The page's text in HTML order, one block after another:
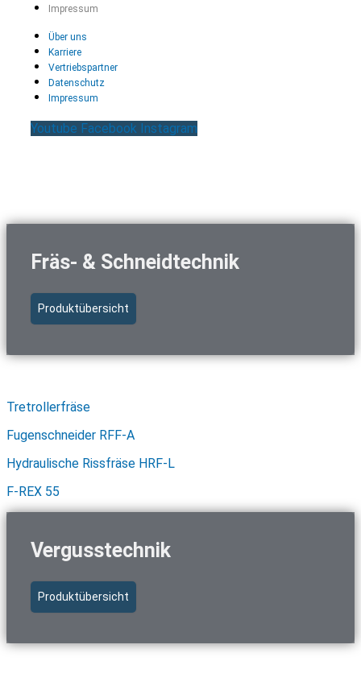
Impressum
Über uns
Karriere
Vertriebspartner
Datenschutz
Impressum
Youtube Facebook Instagram
Fräs- & Schneidtechnik
Produktübersicht
Tretrollerfräse
Fugenschneider RFF-A
Hydraulische Rissfräse HRF-L
F-REX 55
Vergusstechnik
Produktübersicht